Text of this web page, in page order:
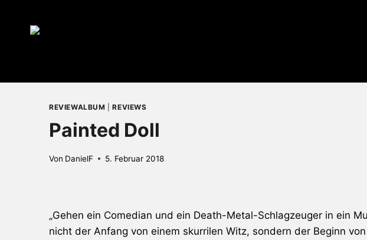
REVIEWALBUM |REVIEWS
Painted Doll
Von DanielF 5. Februar 2018
„Gehen ein Comedian und ein Death-Metal-Schlagzeuger in ein
nicht der Anfang von einem skurrilen Witz, sondern der Beginn